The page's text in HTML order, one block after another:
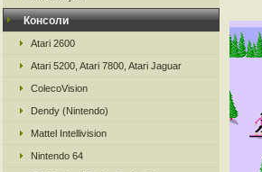
Консоли
Atari 2600
Atari 5200, Atari 7800, Atari Jaguar
ColecoVision
Dendy (Nintendo)
Mattel Intellivision
Nintendo 64